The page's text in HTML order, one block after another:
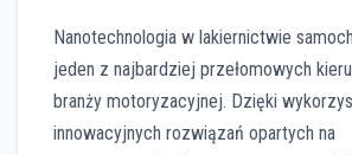
Nanotechnologia w lakiernictwie
jeden z najbardziej przełomowych
branży motoryzacyjnej. Dzięki
innowacyjnych rozwiązań opartych na